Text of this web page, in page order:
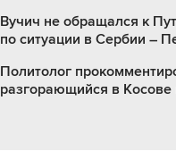
Вучич не обращался к
по ситуации в Сербии –
Политолог
разгорающийся в Косове